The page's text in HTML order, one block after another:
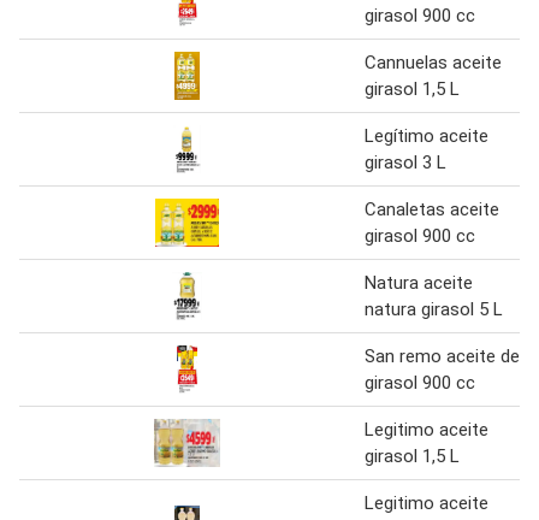
girasol 900 cc
Cannuelas aceite
girasol 1,5 L
Legítimo aceite
girasol 3 L
Canaletas aceite
girasol 900 cc
Natura aceite
natura girasol 5 L
San remo aceite de
girasol 900 cc
Legitimo aceite
girasol 1,5 L
Legitimo aceite